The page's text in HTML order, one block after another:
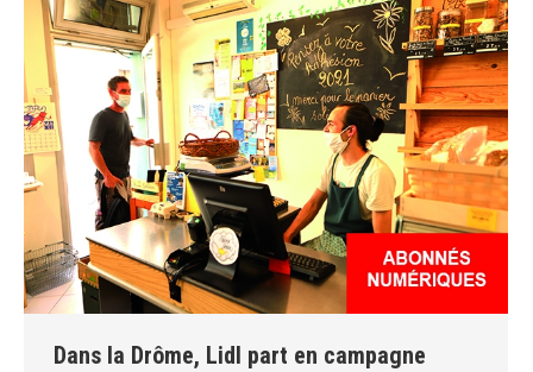
Dans la Drôme, Lidl part en campagne